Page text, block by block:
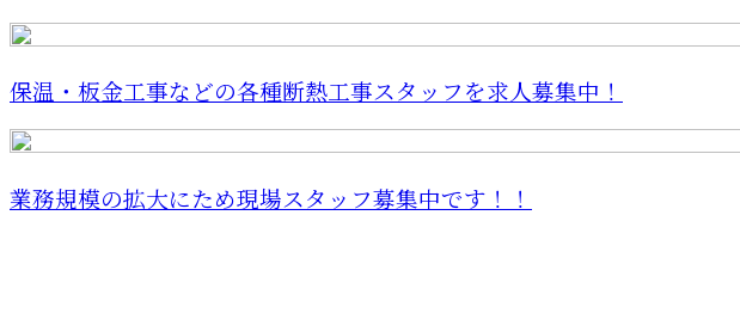
保温・板金工事などの各種断熱工事スタッフを求人募集中！
業務規模の拡大にため現場スタッフ募集中です！！